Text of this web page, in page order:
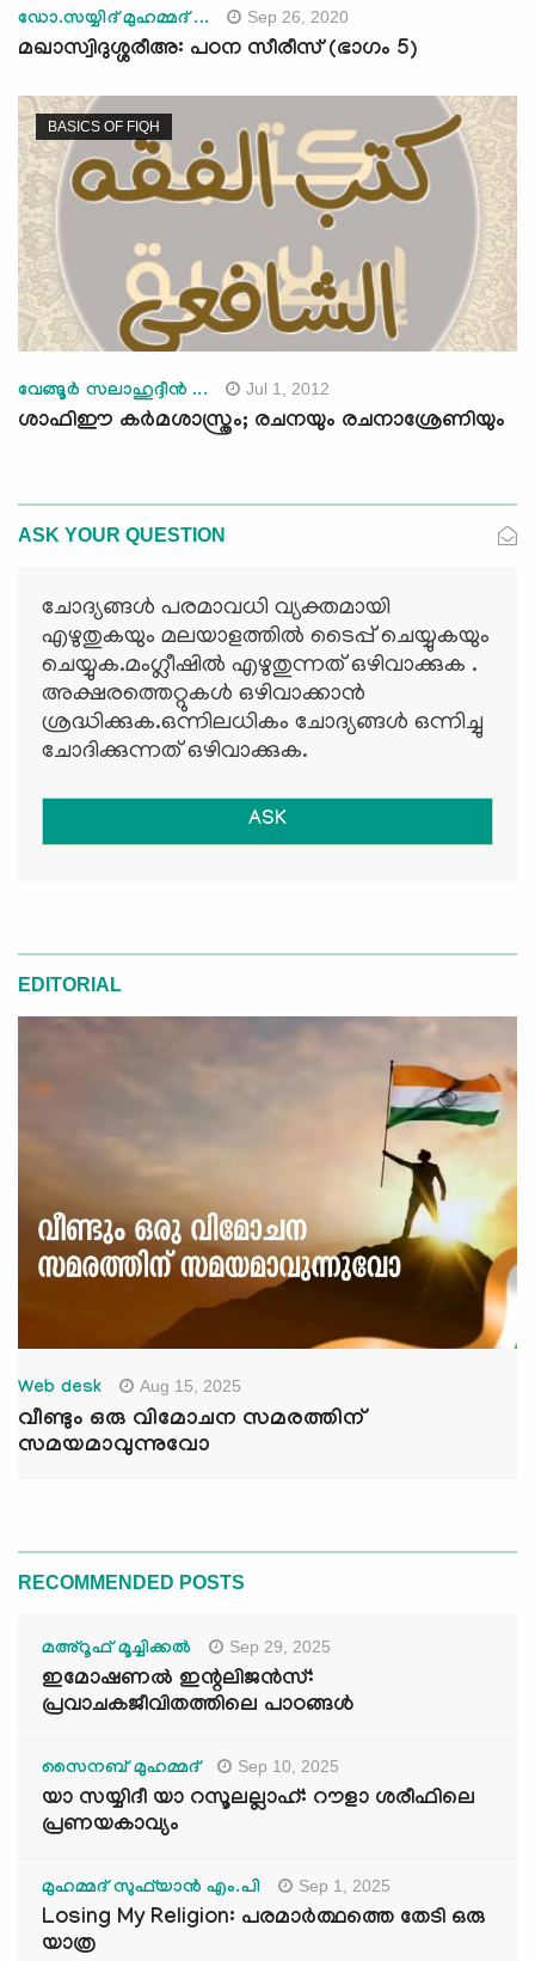
ഡോ.സയ്യിദ് മുഹമ്മദ് ... Sep 26, 2020
മഖാസ്വിദുശ്ശരീഅ: പഠന സീരീസ് (ഭാഗം 5)
BASICS OF FIQH
വേങ്ങൂര്‍ സലാഹുദ്ദീന്‍ ... Jul 1, 2012
ശാഫിഈ കര്‍മശാസ്ത്രം; രചനയും രചനാശ്രേണിയും
ASK YOUR QUESTION
ചോദ്യങ്ങള്‍ പരമാവധി വ്യക്തമായി
എഴുതുകയും മലയാളത്തില്‍ ടൈപ്പ് ചെയ്യുകയും
ചെയ്യുക.മംഗ്ലീഷില്‍ എഴുതുന്നത് ഒഴിവാക്കുക .
അക്ഷരത്തെറ്റുകള്‍ ഒഴിവാക്കാന്‍
ശ്രദ്ധിക്കുക.ഒന്നിലധികം ചോദ്യങ്ങള്‍ ഒന്നിച്ചു
ചോദിക്കുന്നത് ഒഴിവാക്കുക.
ASK
EDITORIAL
Web desk Aug 15, 2025
വീണ്ടും ഒരു വിമോചന സമരത്തിന്
സമയമാവുന്നുവോ
RECOMMENDED POSTS
മഅ്റൂഫ് മൂച്ചിക്കല്‍ Sep 29, 2025
ഇമോഷണൽ ഇന്റലിജൻസ്:
പ്രവാചകജീവിതത്തിലെ പാഠങ്ങൾ
സൈനബ് മുഹമ്മദ് Sep 10, 2025
യാ സയ്യിദീ യാ റസൂലല്ലാഹ്: റൗളാ ശരീഫിലെ
പ്രണയകാവ്യം
മുഹമ്മദ് സുഫ്‌യാൻ എം.പി Sep 1, 2025
Losing My Religion: പരമാർത്ഥത്തെ തേടി ഒരു
യാത്ര